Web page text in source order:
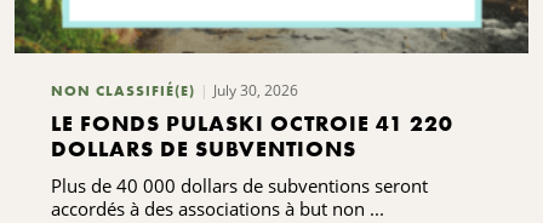
NON CLASSIFIÉ(E) July 30, 2026
LE FONDS PULASKI OCTROIE 41 220
DOLLARS DE SUBVENTIONS
Plus de 40 000 dollars de subventions seront
accordés à des associations à but non ...